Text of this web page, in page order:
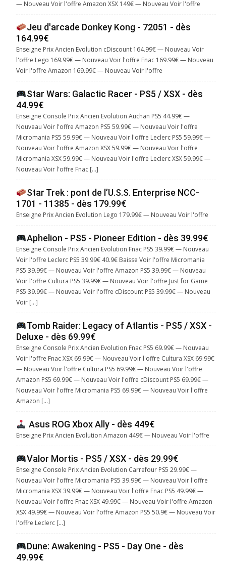
— Nouveau Voir l'offre Amazon XSX 149€ — Nouveau Voir l'offre
Jeu d'arcade Donkey Kong - 72051 - dès
164.99€
Enseigne Prix Ancien Evolution cDiscount 164.99€ — Nouveau Voir
l'offre Lego 169.99€ — Nouveau Voir l'offre Fnac 169.99€ — Nouveau
Voir l'offre Amazon 169.99€ — Nouveau Voir l'offre
Star Wars: Galactic Racer - PS5 / XSX - dès
44.99€
Enseigne Console Prix Ancien Evolution Auchan PS5 44.99€ —
Nouveau Voir l'offre Amazon PS5 59.99€ — Nouveau Voir l'offre
Micromania PS5 59.99€ — Nouveau Voir l'offre Leclerc PS5 59.99€ —
Nouveau Voir l'offre Amazon XSX 59.99€ — Nouveau Voir l'offre
Micromania XSX 59.99€ — Nouveau Voir l'offre Leclerc XSX 59.99€ —
Nouveau Voir l'offre Fnac […]
Star Trek : pont de l’U.S.S. Enterprise NCC-
1701 - 11385 - dès 179.99€
Enseigne Prix Ancien Evolution Lego 179.99€ — Nouveau Voir l'offre
Aphelion - PS5 - Pioneer Edition - dès 39.99€
Enseigne Console Prix Ancien Evolution Fnac PS5 39.99€ — Nouveau
Voir l'offre Leclerc PS5 39.99€ 40.9€ Baisse Voir l'offre Micromania
PS5 39.99€ — Nouveau Voir l'offre Amazon PS5 39.99€ — Nouveau
Voir l'offre Cultura PS5 39.99€ — Nouveau Voir l'offre Just for Game
PS5 39.99€ — Nouveau Voir l'offre cDiscount PS5 39.99€ — Nouveau
Voir […]
Tomb Raider: Legacy of Atlantis - PS5 / XSX -
Deluxe - dès 69.99€
Enseigne Console Prix Ancien Evolution Fnac PS5 69.99€ — Nouveau
Voir l'offre Fnac XSX 69.99€ — Nouveau Voir l'offre Cultura XSX 69.99€
— Nouveau Voir l'offre Cultura PS5 69.99€ — Nouveau Voir l'offre
Amazon PS5 69.99€ — Nouveau Voir l'offre cDiscount PS5 69.99€ —
Nouveau Voir l'offre Micromania PS5 69.99€ — Nouveau Voir l'offre
Amazon […]
Asus ROG Xbox Ally - dès 449€
Enseigne Prix Ancien Evolution Amazon 449€ — Nouveau Voir l'offre
Valor Mortis - PS5 / XSX - dès 29.99€
Enseigne Console Prix Ancien Evolution Carrefour PS5 29.99€ —
Nouveau Voir l'offre Micromania PS5 39.99€ — Nouveau Voir l'offre
Micromania XSX 39.99€ — Nouveau Voir l'offre Fnac PS5 49.99€ —
Nouveau Voir l'offre Fnac XSX 49.99€ — Nouveau Voir l'offre Amazon
XSX 49.99€ — Nouveau Voir l'offre Amazon PS5 50.9€ — Nouveau Voir
l'offre Leclerc […]
Dune: Awakening - PS5 - Day One - dès
49.99€